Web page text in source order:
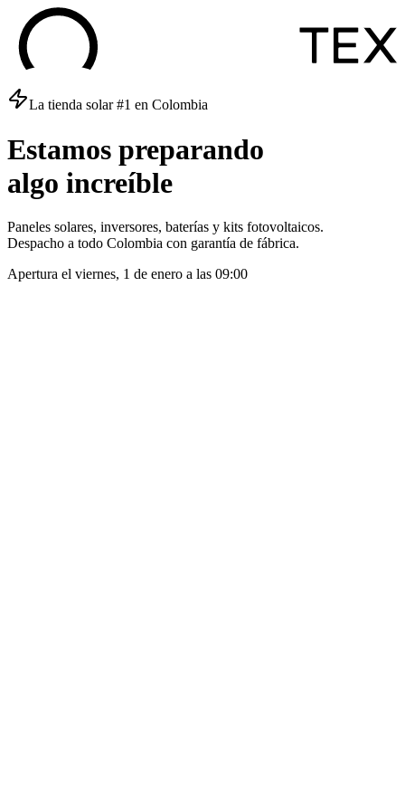
La tienda solar #1 en Colombia
Estamos preparando
algo increíble
Paneles solares, inversores, baterías y kits fotovoltaicos.
Despacho a todo Colombia con garantía de fábrica.
Apertura el viernes, 1 de enero a las 09:00